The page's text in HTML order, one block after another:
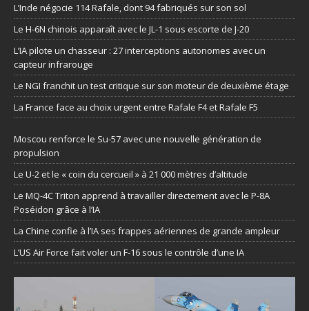
L’Inde négocie 114 Rafale, dont 94 fabriqués sur son sol
Le H-6N chinois apparaît avec le JL-1 sous escorte de J-20
L’IA pilote un chasseur : 27 interceptions autonomes avec un
capteur infrarouge
Le NGI franchit un test critique sur son moteur de deuxième étage
La France face au choix urgent entre Rafale F4 et Rafale F5
Moscou renforce le Su-57 avec une nouvelle génération de
propulsion
Le U-2 et le « coin du cercueil » à 21 000 mètres d’altitude
Le MQ-4C Triton apprend à travailler directement avec le P-8A
Poséidon grâce à l’IA
La Chine confie à l’IA ses frappes aériennes de grande ampleur
L’US Air Force fait voler un F-16 sous le contrôle d’une IA